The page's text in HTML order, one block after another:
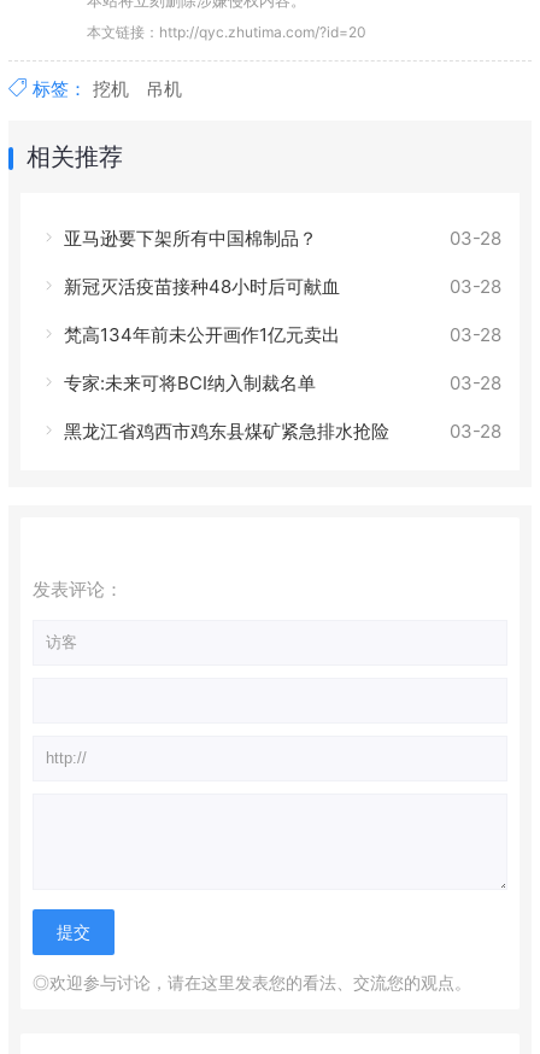
本文链接：http://qyc.zhutima.com/?id=20
标签： 挖机 吊机
相关推荐
03-28
亚马逊要下架所有中国棉制品？
03-28
新冠灭活疫苗接种48小时后可献血
03-28
梵高134年前未公开画作1亿元卖出
03-28
专家:未来可将BCI纳入制裁名单
03-28
黑龙江省鸡西市鸡东县煤矿紧急排水抢险
发表评论：
◎欢迎参与讨论，请在这里发表您的看法、交流您的观点。